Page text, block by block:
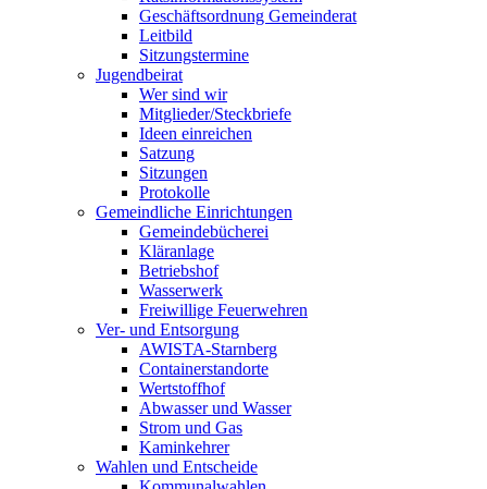
Geschäftsordnung Gemeinderat
Leitbild
Sitzungstermine
Jugendbeirat
Wer sind wir
Mitglieder/Steckbriefe
Ideen einreichen
Satzung
Sitzungen
Protokolle
Gemeindliche Einrichtungen
Gemeindebücherei
Kläranlage
Betriebshof
Wasserwerk
Freiwillige Feuerwehren
Ver- und Entsorgung
AWISTA-Starnberg
Containerstandorte
Wertstoffhof
Abwasser und Wasser
Strom und Gas
Kaminkehrer
Wahlen und Entscheide